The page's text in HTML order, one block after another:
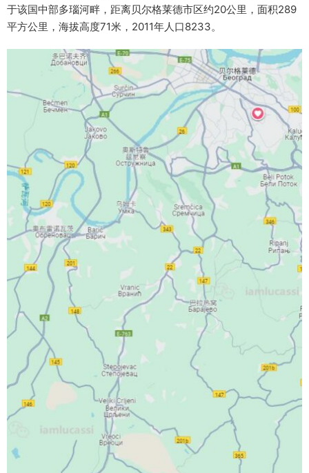
于该国中部多瑙河畔，距离贝尔格莱德市区约20公里，面积289
平方公里，海拔高度71米，2011年人口8233。